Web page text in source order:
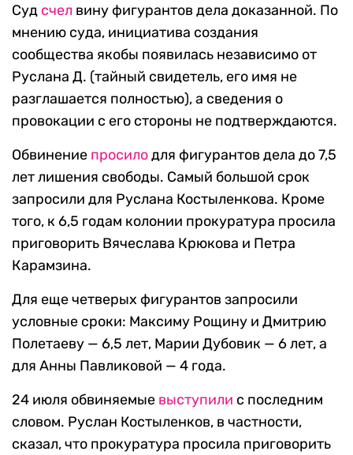
Суд счел вину фигурантов дела доказанной. По
мнению суда, инициатива создания
сообщества якобы появилась независимо от
Руслана Д. (тайный свидетель, его имя не
разглашается полностью), а сведения о
провокации с его стороны не подтверждаются.
Обвинение просилодля фигурантов дела до 7,5
лет лишения свободы. Самый большой срок
запросили для Руслана Костыленкова. Кроме
того, к 6,5 годам колонии прокуратура просила
приговорить Вячеслава Крюкова и Петра
Карамзина.
Для еще четверых фигурантов запросили
условные сроки: Максиму Рощину и Дмитрию
Полетаеву — 6,5 лет, Марии Дубовик — 6 лет, а
для Анны Павликовой — 4 года.
24 июля обвиняемые выступили с последним
словом. Руслан Костыленков, в частности,
сказал, что прокуратура просила приговорить